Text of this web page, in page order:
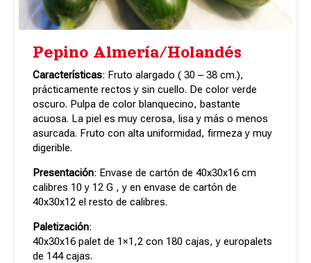
Pepino Almería/Holandés
Características: Fruto alargado ( 30 – 38 cm.),
prácticamente rectos y sin cuello. De color verde
oscuro. Pulpa de color blanquecino, bastante
acuosa. La piel es muy cerosa, lisa y más o menos
asurcada. Fruto con alta uniformidad, firmeza y muy
digerible.
Presentación: Envase de cartón de 40x30x16 cm
calibres 10 y 12 G , y en envase de cartón de
40x30x12 el resto de calibres.
Paletización:
40x30x16 palet de 1×1,2 con 180 cajas, y europalets
de 144 cajas.